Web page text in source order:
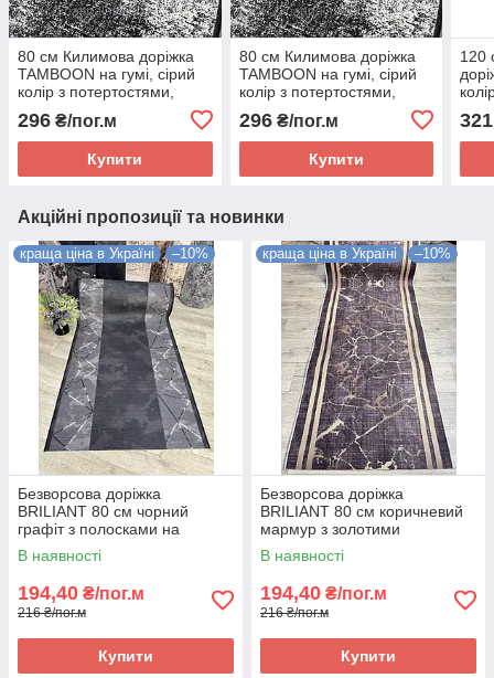
80 см Килимова доріжка
TAMBOON на гумі, сірий
колір з потертостями,
безворсова, не підлогу в
кухню, коридор, вітальню
296 ₴/пог.м
Купити
80 см Килимова доріжка
TAMBOON на гумі, сірий
колір з потертостями,
безворсова, не підлогу в
кухню, коридор, вітальню
296₴/пог.м
Купити
120
321
Акційні пропозиції та новинки
краща ціна в Україні –10%
Безворсова доріжка
BRILIANT 80 см чорний
графіт з полосками на
підлогу на кухню, в коридор
В наявності
194,40 ₴/пог.м
216 ₴/пог.м
Купити
краща ціна в Україні –10%
Безворсова доріжка
BRILIANT 80 см коричневий
мармур з золотими
полосками на підлогу на
кухню, в коридор
В наявності
194,40 ₴/пог.м
216 ₴/пог.м
Купити